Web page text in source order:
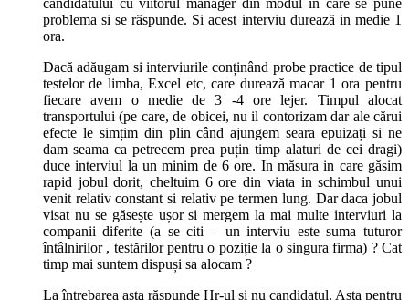
problema si se răspunde. Si acest interviu durează in medie 1
ora.
Dacă adăugam si interviurile conținând probe practice de tipul
testelor de limba, Excel etc, care durează macar 1 ora pentru
fiecare avem o medie de 3 -4 ore lejer. Timpul alocat
transportului (pe care, de obicei, nu il contorizam dar ale cărui
efecte le simțim din plin când ajungem seara epuizați si ne
dam seama ca petrecem prea puțin timp alaturi de cei dragi)
duce interviul la un minim de 6 ore. In măsura in care găsim
rapid jobul dorit, cheltuim 6 ore din viata in schimbul unui
venit relativ constant si relativ pe termen lung. Dar daca jobul
visat nu se găsește ușor si mergem la mai multe interviuri la
companii diferite (a se citi – un interviu este suma tuturor
întâlnirilor , testărilor pentru o poziție la o singura firma) ? Cat
timp mai suntem dispuși sa alocam ?
La întrebarea asta răspunde Hr-ul si nu candidatul. Asta pentru